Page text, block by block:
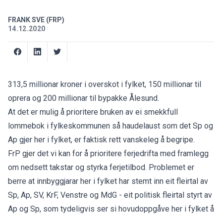
FRANK SVE (FRP)
14.12.2020
313,5 millionar kroner i overskot i fylket, 150 millionar til
oprera og 200 millionar til bypakke Ålesund.
At det er mulig å prioritere bruken av ei smekkfull
lommebok i fylkeskommunen så haudelaust som det Sp og
Ap gjer her i fylket, er faktisk rett vanskeleg å begripe.
FrP gjer det vi kan for å prioritere ferjedrifta med framlegg
om nedsett takstar og styrka ferjetilbod. Problemet er
berre at innbyggjarar her i fylket har stemt inn eit fleirtal av
Sp, Ap, SV, KrF, Venstre og MdG - eit politisk fleirtal styrt av
Ap og Sp, som tydeligvis ser si hovudoppgåve her i fylket å